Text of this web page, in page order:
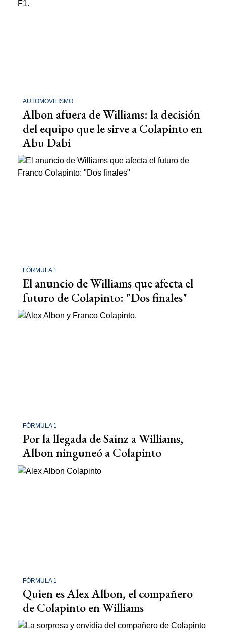
AUTOMOVILISMO
Albon afuera de Williams: la decisión
del equipo que le sirve a Colapinto en
Abu Dabi
FÓRMULA 1
El anuncio de Williams que afecta el
futuro de Colapinto: "Dos finales"
FÓRMULA 1
Por la llegada de Sainz a Williams,
Albon ninguneó a Colapinto
FÓRMULA 1
Quien es Alex Albon, el compañero
de Colapinto en Williams